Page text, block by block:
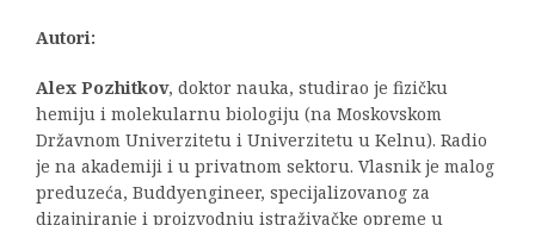
Autori:
Alex Pozhitkov, doktor nauka, studirao je fizičku
hemiju i molekularnu biologiju (na Moskovskom
Državnom Univerzitetu i Univerzitetu u Kelnu). Radio
je na akademiji i u privatnom sektoru. Vlasnik je malog
preduzeća, Buddyengineer, specijalizovanog za
dizajniranje i proizvodnju istraživačke opreme u